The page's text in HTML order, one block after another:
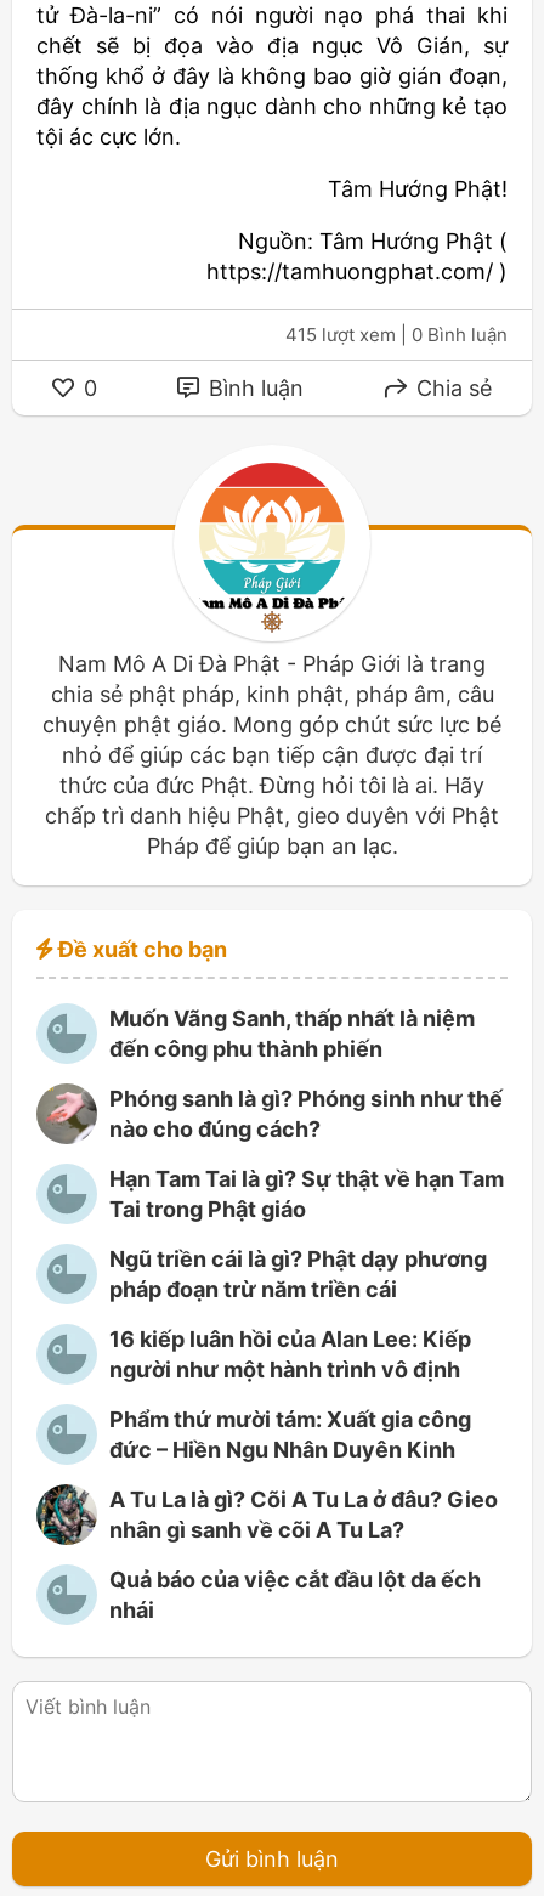
tử Đà-la-ni” có nói người nạo phá thai khi
chết sẽ bị đọa vào địa ngục Vô Gián, sự
thống khổ ở đây là không bao giờ gián đoạn,
đây chính là địa ngục dành cho những kẻ tạo
tội ác cực lớn.
Tâm Hướng Phật!
Nguồn: Tâm Hướng Phật (
https://tamhuongphat.com/ )
415 lượt xem | 0 Bình luận
0 Bình luận Chia sẻ
Nam Mô A Di Đà Phật - Pháp Giới là trang
chia sẻ phật pháp, kinh phật, pháp âm, câu
chuyện phật giáo. Mong góp chút sức lực bé
nhỏ để giúp các bạn tiếp cận được đại trí
thức của đức Phật. Đừng hỏi tôi là ai. Hãy
chấp trì danh hiệu Phật, gieo duyên với Phật
Pháp để giúp bạn an lạc.
Đề xuất cho bạn
Muốn Vãng Sanh, thấp nhất là niệm
đến công phu thành phiến
Phóng sanh là gì? Phóng sinh như thế
nào cho đúng cách?
Hạn Tam Tai là gì? Sự thật về hạn Tam
Tai trong Phật giáo
Ngũ triền cái là gì? Phật dạy phương
pháp đoạn trừ năm triền cái
16 kiếp luân hồi của Alan Lee: Kiếp
người như một hành trình vô định
Phẩm thứ mười tám: Xuất gia công
đức – Hiền Ngu Nhân Duyên Kinh
A Tu La là gì? Cõi A Tu La ở đâu? Gieo
nhân gì sanh về cõi A Tu La?
Quả báo của việc cắt đầu lột da ếch
nhái